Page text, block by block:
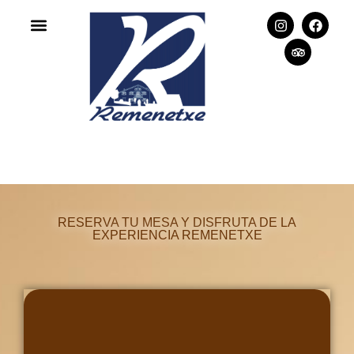
RESERVA TU MESA Y DISFRUTA DE LA
EXPERIENCIA REMENETXE